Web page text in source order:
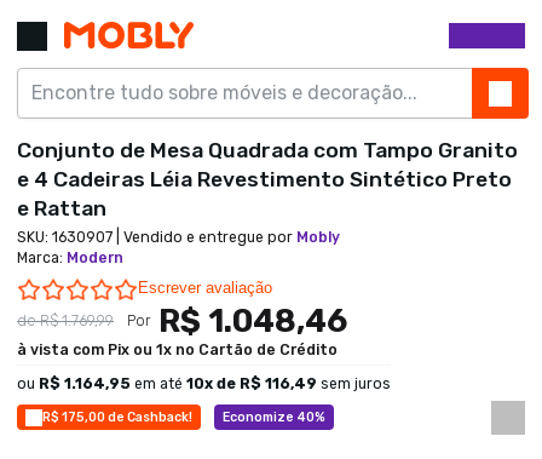
R$ 175,00 de Cashback! Economize 40%
Conjunto de Mesa Quadrada com Tampo Granito
e 4 Cadeiras Léia Revestimento Sintético Preto
e Rattan
SKU: 1630907 | Vendido e entregue por Mobly
Marca: Modern
0.0 star rating
Escrever avaliação
deR$ 1.769,99 Por R$ 1.048,46
à vista com Pix ou 1x no Cartão de Crédito
ou R$ 1.164,95 em até 10x de R$ 116,49 sem juros